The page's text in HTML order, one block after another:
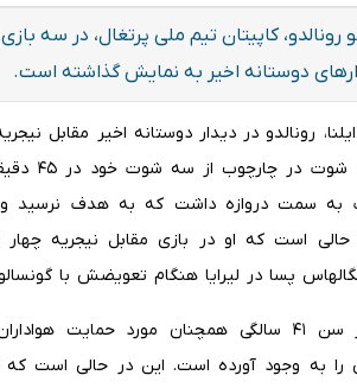
رونالدو، کاپیتان تیم ملی پرتغال، در سه
دوستانه اخیر به نمایش گذاشته است.
به سمت دروازه داشت که به هدف نرسید و
است که او در بازی مقابل نیجریه چهار
پسا در لیرایا هنگام تعویضش با گونسالو راموس در
رونالدو در سن ۴۱ سالگی همچنان مورد